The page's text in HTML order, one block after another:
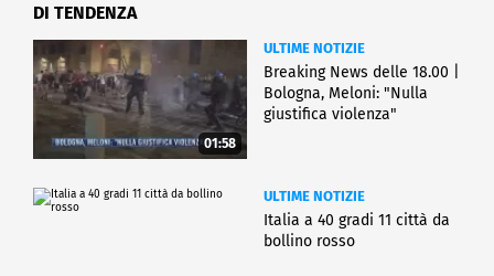
DI TENDENZA
01:58
ULTIME NOTIZIE
Breaking News delle 18.00 |
Bologna, Meloni: "Nulla
giustifica violenza"
ULTIME NOTIZIE
Italia a 40 gradi 11 città da
bollino rosso